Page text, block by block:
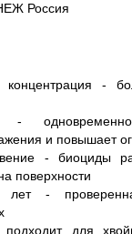
Россия
концентрация -
-
и повышает
- биоциды
поверхности
лет -
подходит для